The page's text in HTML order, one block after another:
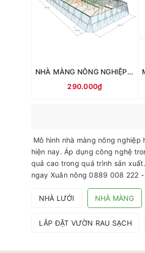
NHÀ MÀNG NÔNG NGHIỆP XUÂN NÔNG
290.000₫
Mô hình nhà màng nông
hiện nay. Áp dụng công nghệ
quả cao trong quá trình sản
ngay Xuân nông 0889 008 222
NHÀ LƯỚI NHÀ MÀNG
LẮP ĐẶT VƯỜN RAU SẠCH